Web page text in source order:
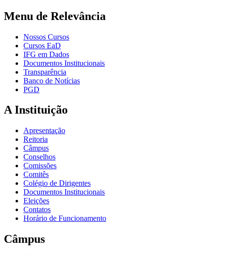
Menu de Relevância
Nossos Cursos
Cursos EaD
IFG em Dados
Documentos Institucionais
Transparência
Banco de Notícias
PGD
A Instituição
Apresentação
Reitoria
Câmpus
Conselhos
Comissões
Comitês
Colégio de Dirigentes
Documentos Institucionais
Eleições
Contatos
Horário de Funcionamento
Câmpus